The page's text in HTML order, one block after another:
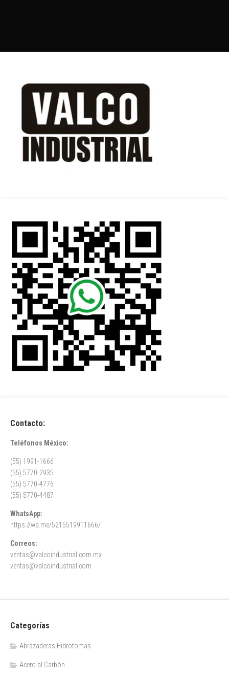
Contacto:
Teléfonos México:
(55) 1991-1666
(55) 5770-2935
(55) 5770-4776
(55) 5770-4487
WhatsApp:
https://wa.me/5215519911666/
Correos:
ventas@valcoindustrial.com.mx
ventas@valcoindustrial.com
Categorías
Abrazaderas Hidrotomas
Acero al Carbón